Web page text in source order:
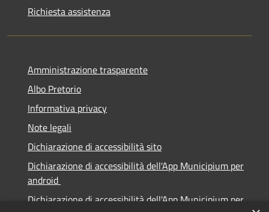
Richiesta assistenza
Amministrazione trasparente
Albo Pretorio
Informativa privacy
Note legali
Dichiarazione di accessibilità sito
Dichiarazione di accessibilità dell'App Municipium per
android
Dichiarazione di accessibilità dell'App Municipium per